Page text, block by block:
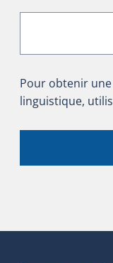
Pour obtenir
linguistique,